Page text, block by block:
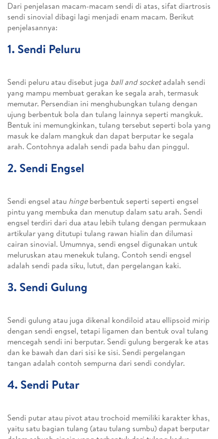
Dari penjelasan macam-macam sendi di atas, sifat diartrosis
sendi sinovial dibagi lagi menjadi enam macam. Berikut
penjelasannya:
1. Sendi Peluru
Sendi peluru atau disebut juga ball and socketadalah sendi
yang mampu membuat gerakan ke segala arah, termasuk
memutar. Persendian ini menghubungkan tulang dengan
ujung berbentuk bola dan tulang lainnya seperti mangkuk.
Bentuk ini memungkinkan, tulang tersebut seperti bola yang
masuk ke dalam mangkuk dan dapat berputar ke segala
arah. Contohnya adalah sendi pada bahu dan pinggul.
2. Sendi Engsel
Sendi engsel atau hingeberbentuk seperti seperti engsel
pintu yang membuka dan menutup dalam satu arah. Sendi
engsel terdiri dari dua atau lebih tulang dengan permukaan
artikular yang ditutupi tulang rawan hialin dan dilumasi
cairan sinovial. Umumnya, sendi engsel digunakan untuk
meluruskan atau menekuk tulang. Contoh sendi engsel
adalah sendi pada siku, lutut, dan pergelangan kaki.
3. Sendi Gulung
Sendi gulung atau juga dikenal kondiloid atau ellipsoid mirip
dengan sendi engsel, tetapi ligamen dan bentuk oval tulang
mencegah sendi ini berputar. Sendi gulung bergerak ke atas
dan ke bawah dan dari sisi ke sisi. Sendi pergelangan
tangan adalah contoh sempurna dari sendi condylar.
4. Sendi Putar
Sendi putar atau pivot atau trochoid memiliki karakter khas,
yaitu satu bagian tulang (atau tulang sumbu) dapat berputar